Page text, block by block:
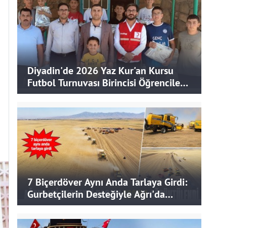
Diyadin'de 2026 Yaz Kur'an Kursu
Futbol Turnuvası Birincisi Öğrencilere
Hediye
7 Biçerdöver Aynı Anda Tarlaya Girdi:
Gurbetçilerin Desteğiyle Ağrı'da
Bereketli Hasat